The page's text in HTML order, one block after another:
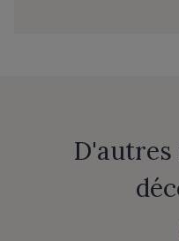
D'autres